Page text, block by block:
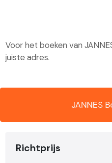
Voor het boeken van
juiste adres.
JANNES
Richtprijs